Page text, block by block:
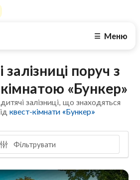
☰ Меню
залізниці поруч з
«Бункер»
залізниці, що знаходяться
квест-кімнати «Бункер»
Фільтрувати